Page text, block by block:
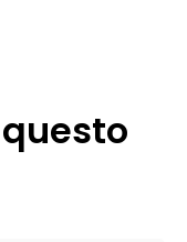
una zona giorno
la casa è non
riservato agli
comoda vista la